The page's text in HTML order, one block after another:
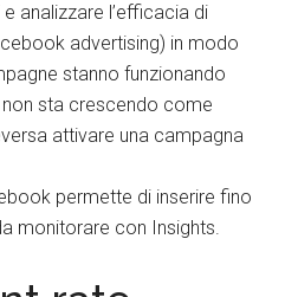
analizzare l’efficacia di
advertising) in modo
stanno funzionando
sta crescendo come
attivare una campagna
permette di inserire fino
monitorare con Insights.